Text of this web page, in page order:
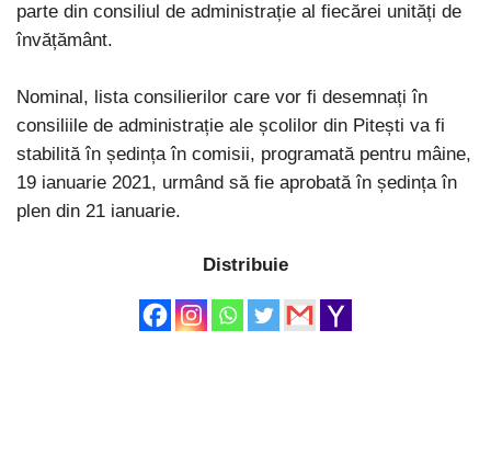
parte din consiliul de administrație al fiecărei unități de
învățământ.
Nominal, lista consilierilor care vor fi desemnați în
consiliile de administrație ale școlilor din Pitești va fi
stabilită în ședința în comisii, programată pentru mâine,
19 ianuarie 2021, urmând să fie aprobată în ședința în
plen din 21 ianuarie.
Distribuie